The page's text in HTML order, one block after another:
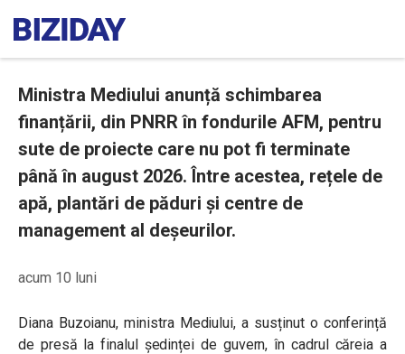
Ministra Mediului anunță schimbarea
finanțării, din PNRR în fondurile AFM, pentru
sute de proiecte care nu pot fi terminate
până în august 2026. Între acestea, rețele de
apă, plantări de păduri și centre de
management al deșeurilor.
acum 10 luni
Diana Buzoianu, ministra Mediului, a susținut o conferință
de presă la finalul ședinței de guvern, în cadrul căreia a